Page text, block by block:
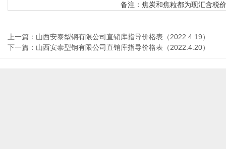
备注：焦炭和焦粒都为现汇含税
上一篇：山西安泰型钢有限公司直销库指导价格表（2022.4.19）
下一篇：山西安泰型钢有限公司直销库指导价格表（2022.4.20）